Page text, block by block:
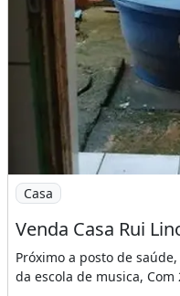
Imagem: Venda Casa
Casa
Próximo a posto de
da escola de musica,